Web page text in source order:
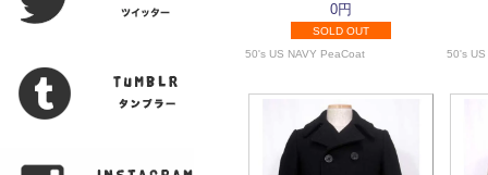
0円
SOLD OUT
50's US NAVY PeaCoat
50's US